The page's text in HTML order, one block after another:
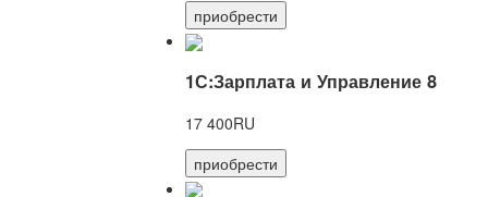
приобрести
1С:Зарплата и Управление 8
17 400RU
приобрести